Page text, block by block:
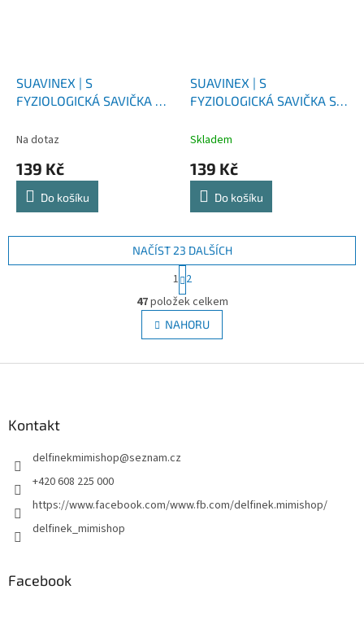
SUAVINEX | S
FYZIOLOGICKÁ SAVIČKA MF
Na dotaz
139 Kč
Do košíku
SUAVINEX | S
FYZIOLOGICKÁ SAVIČKA SF
Skladem
139 Kč
Do košíku
O
v
l
á
ý
NAČÍST 23 DALŠÍCH
S
t
r
á
n
k
v
1 2
47položek celkem
NAHORU
Kontakt
delfinekmimishop@seznam.cz
+420 608 225 000
https://www.facebook.com/www.fb.com/delfinek.mimishop/
delfinek_mimishop
Facebook